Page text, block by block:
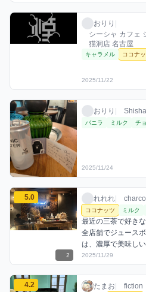
おりりのココナッツミックスを
おりり / お店
おりり |
シーシャ カフェ
猫洞店 名古屋
利用フレーバー
キャラメル ココナ
2025/11/22
おりりのココナッツミックスを
おりり / お店
おりり |
利用フレーバ
バニラ ミルク チ
2025/11/24
れれれのココナッツミックスを
5.0
2
れれれ / お店
れれれ|
利用フレーバ
ココナッツ ミルク
コメント
最近の三茶で好き
全店舗でジュース
は、濃厚で美味し
評価
2025/11/29
たまおのココナッツミックスを
4.2 たまお / お店
たまお| fiction
利用フレーバー
コメント
評価